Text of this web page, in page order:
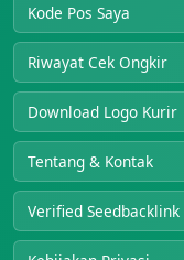
Kode Pos Saya
Riwayat Cek Ongkir
Download Logo Kurir
Tentang & Kontak
Verified Seedbacklink